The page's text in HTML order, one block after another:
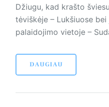
Džiugu, kad krašto
tėviškėje – Lukšiuose
palaidojimo vietoje –
DAUGIAU